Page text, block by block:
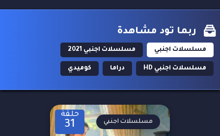
ربما تود مشاهدة
مسلسلات اجنبي مسلسلات اجنبي 2021
مسلسلات اجنبي HD دراما كوميدي
حلقة
31 مسلسلات اجنبي